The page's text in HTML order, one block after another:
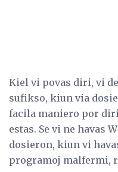
Kiel vi povas diri, vi
sufikso, kiun via
facila maniero por
estas. Se vi ne havas
dosieron, kiun vi
programoj malfermi,